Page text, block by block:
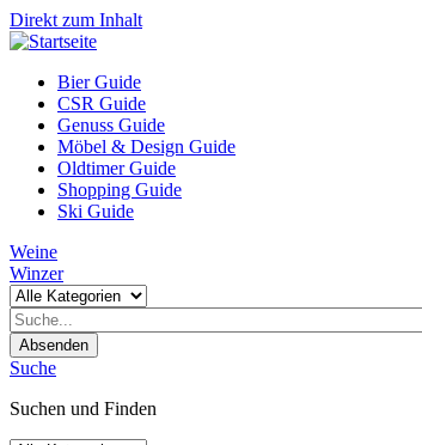
Direkt zum Inhalt
Bier Guide
CSR Guide
Genuss Guide
Möbel & Design Guide
Oldtimer Guide
Shopping Guide
Ski Guide
Weine
Winzer
Absenden
Suche
Suchen und Finden